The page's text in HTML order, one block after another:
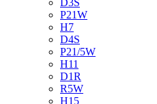
D3S
P21W
H7
D4S
P21/5W
H11
D1R
R5W
H15